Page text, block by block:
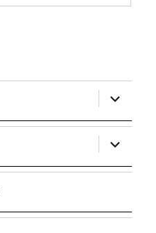
ouvrir
le
sous-
menu
ouvrir
le
sous-
menu